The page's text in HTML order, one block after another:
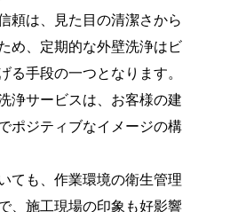
頼は、見た目の清潔さから
め、定期的な外壁洗浄はビ
る手段の一つとなります。
浄サービスは、お客様の建
ポジティブなイメージの構
ても、作業環境の衛生管理
、施工現場の印象も好影響